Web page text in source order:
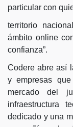
particular con
territorio
ámbito online
confianza”.
Codere abre así
y empresas
mercado del
infraestructura
dedicado y una